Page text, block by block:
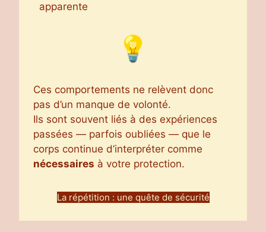
apparente
Ces comportements ne relèvent donc
pas d’un manque de volonté.
Ils sont souvent liés à des expériences
passées — parfois oubliées — que le
corps continue d’interpréter comme
nécessaires à votre protection.
La répétition : une quête de sécurité